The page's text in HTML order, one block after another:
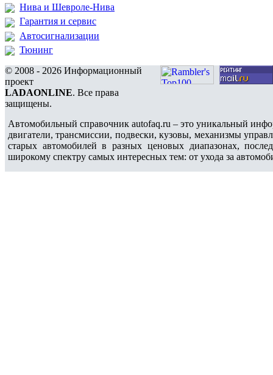
Нива и Шевроле-Нива
Гарантия и сервис
Автосигнализации
Тюнинг
© 2008 - 2026 Информационный
проект
LADAONLINE. Все права
защищены.
Автомобильный справочник autofaq.ru – это уникальный
двигатели, трансмиссии, подвески, кузовы, механизмы
старых автомобилей в разных ценовых диапазонах,
широкому спектру самых интересных тем: от ухода за